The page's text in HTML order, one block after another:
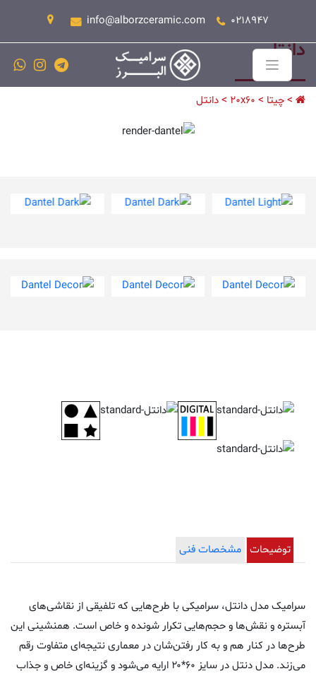
0218947
info@alborzceramic.com
دانتل
>چیتا >
20x60
>دانتل
توضیحات مشخصات فنی
سرامیک مدل دانتل، سرامیکی با طرح‌هایی که تلفیقی از نقاشی‌های
آبستره و نقش‌ها و حجم‌هایی تکرار شونده و خاص است. همنشینی این
طرح‌ها در کنار هم و به کار رفتن‌شان در معماری نتیجه‌ای متفاوت رقم
می‌زند. مدل دنتل در سایز ۶۰*۲۰
ارایه می‌شود و گزینه‌ای خاص و جذاب